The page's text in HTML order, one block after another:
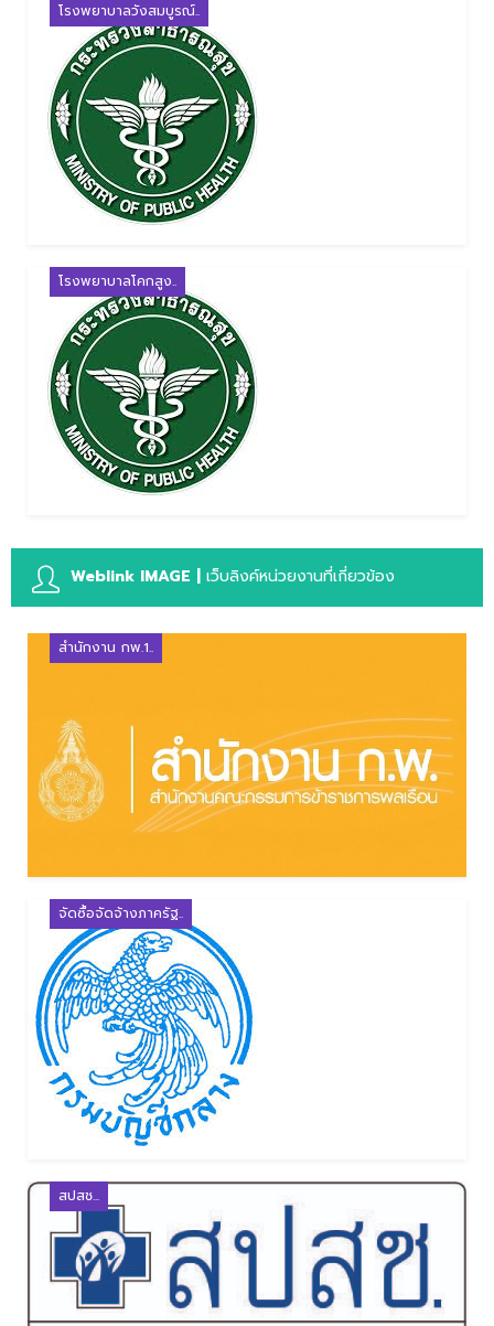
โรงพยาบาลวังสมบูรณ์..
โรงพยาบาลโคกสูง..
Weblink IMAGE | เว็บลิงค์หน่วยงานที่เกี่ยวข้อง
สำนักงาน กพ.1..
จัดซื้อจัดจ้างภาครัฐ..
สปสช...